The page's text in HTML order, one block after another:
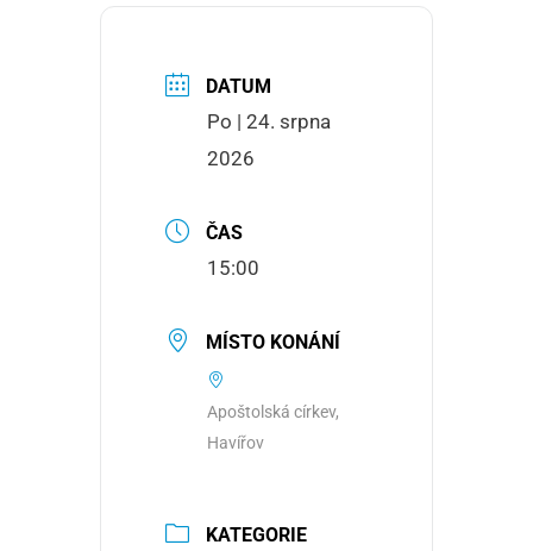
DATUM
Po | 24. srpna
2026
ČAS
15:00
MÍSTO KONÁNÍ
Apoštolská církev,
Havířov
KATEGORIE